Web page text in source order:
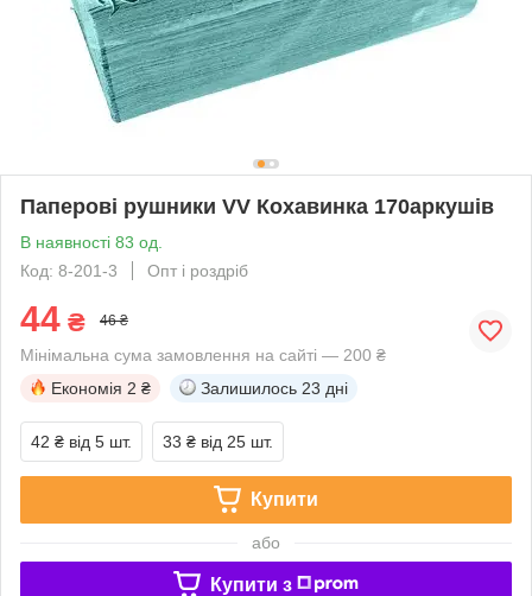
Паперові рушники VV Кохавинка 170аркушів
В наявності 83 од.
Код: 8-201-3
Опт і роздріб
44 ₴ 46 ₴
Мінімальна сума замовлення на сайті — 200 ₴
Економія 2 ₴ Залишилось 23 дні
42 ₴ від 5 шт. 33 ₴ від 25 шт.
Купити
або
Купити з